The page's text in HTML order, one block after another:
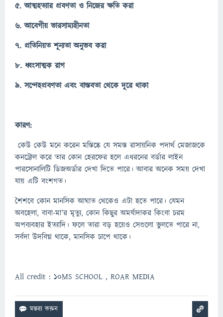
৫. আত্মহত্যার প্রবণতা ও নিজের ক্ষতি করা
৬. আবেগীয় ভারসাম্যহীনতা
৭. প্রতিনিয়ত শূন্যতা অনুভব করা
৮. ধ্বংসাত্মক রাগ
৯. সন্দেহপ্রবণতা এবং বাস্তবতা থেকে দূরে থাকা
কারণ:
কেউ কেউ মনে করেন মস্তিষ্কে যে সমস্ত রাসায়নিক পদার্থ মেজাজকে
কনট্রোল করে তার কোন হেরফের হলে এধরনের বর্ডার লাইন
পারসোনালিটি ডিজঅর্ডার দেখা দিতে পারে। আবার অনেক সময় দেখা
যায় এটি বংশগত।
শৈশবে কোন মানসিক আঘাত থেকেও এটা হতে পারে। যেমন
অবহেলা, বাবা-মা’র মৃত্যু, কোন কিছুর অমর্যাদাকর কিংবা চরম
অপব্যবহার ইত্যাদি। ফলে তারা বড় হয়েও সেগুলো ভুলতে পারে না,
সর্বদা উদবিগ্ন থাকে, মানসিক চাপে থাকে।
All credit : 10MS SCHOOL , ROAR MEDIA